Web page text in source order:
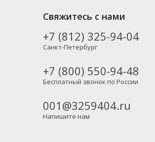
Свяжитесь с нами
+7 (812) 325-94-04
Санкт-Петербург
+7 (800) 550-94-48
Бесплатный звонок по России
001@3259404.ru
Напишите нам